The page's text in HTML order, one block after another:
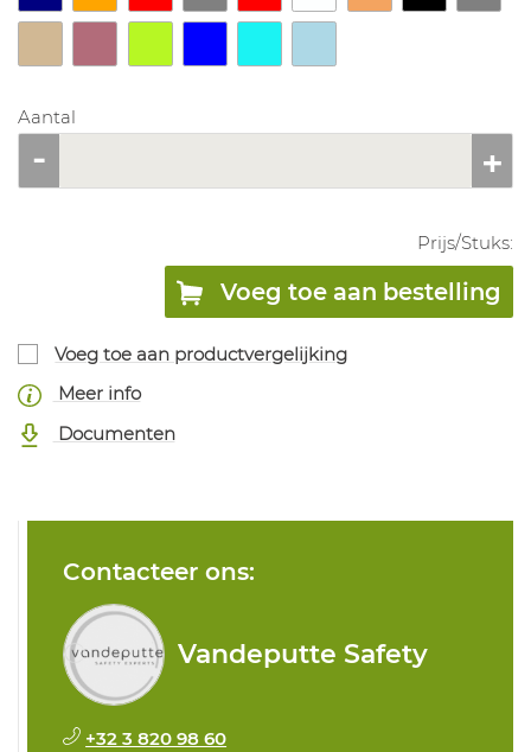
Aantal
Prijs/Stuks:
Voeg toe aan bestelling
Voeg toe aan productvergelijking
Meer info
Documenten
Contacteer ons:
Vandeputte Safety
+32 3 820 98 60